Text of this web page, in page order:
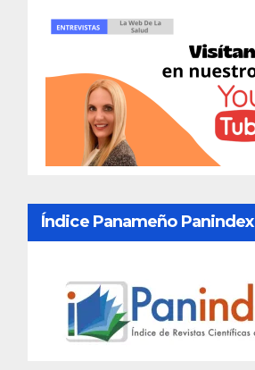
Índice Panameño Panindex